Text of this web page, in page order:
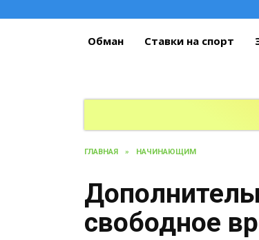
Обман Ставки на спорт
ГЛАВНАЯ » НАЧИНАЮЩИМ
свободное